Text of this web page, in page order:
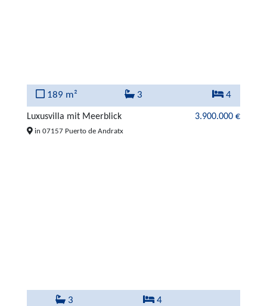
189 m² 3 4
Luxusvilla mit Meerblick 3.900.000 €
in 07157 Puerto de Andratx
3 4